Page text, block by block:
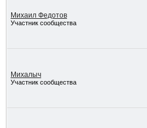
Михаил Федотов
Участник сообщества
Михалыч
Участник сообщества